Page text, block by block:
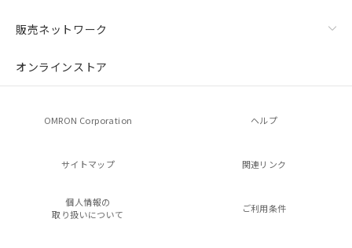
販売ネットワーク
オンラインストア
OMRON Corporation ヘルプ
サイトマップ 関連リンク
個人情報の
取り扱いについて
ご利用条件